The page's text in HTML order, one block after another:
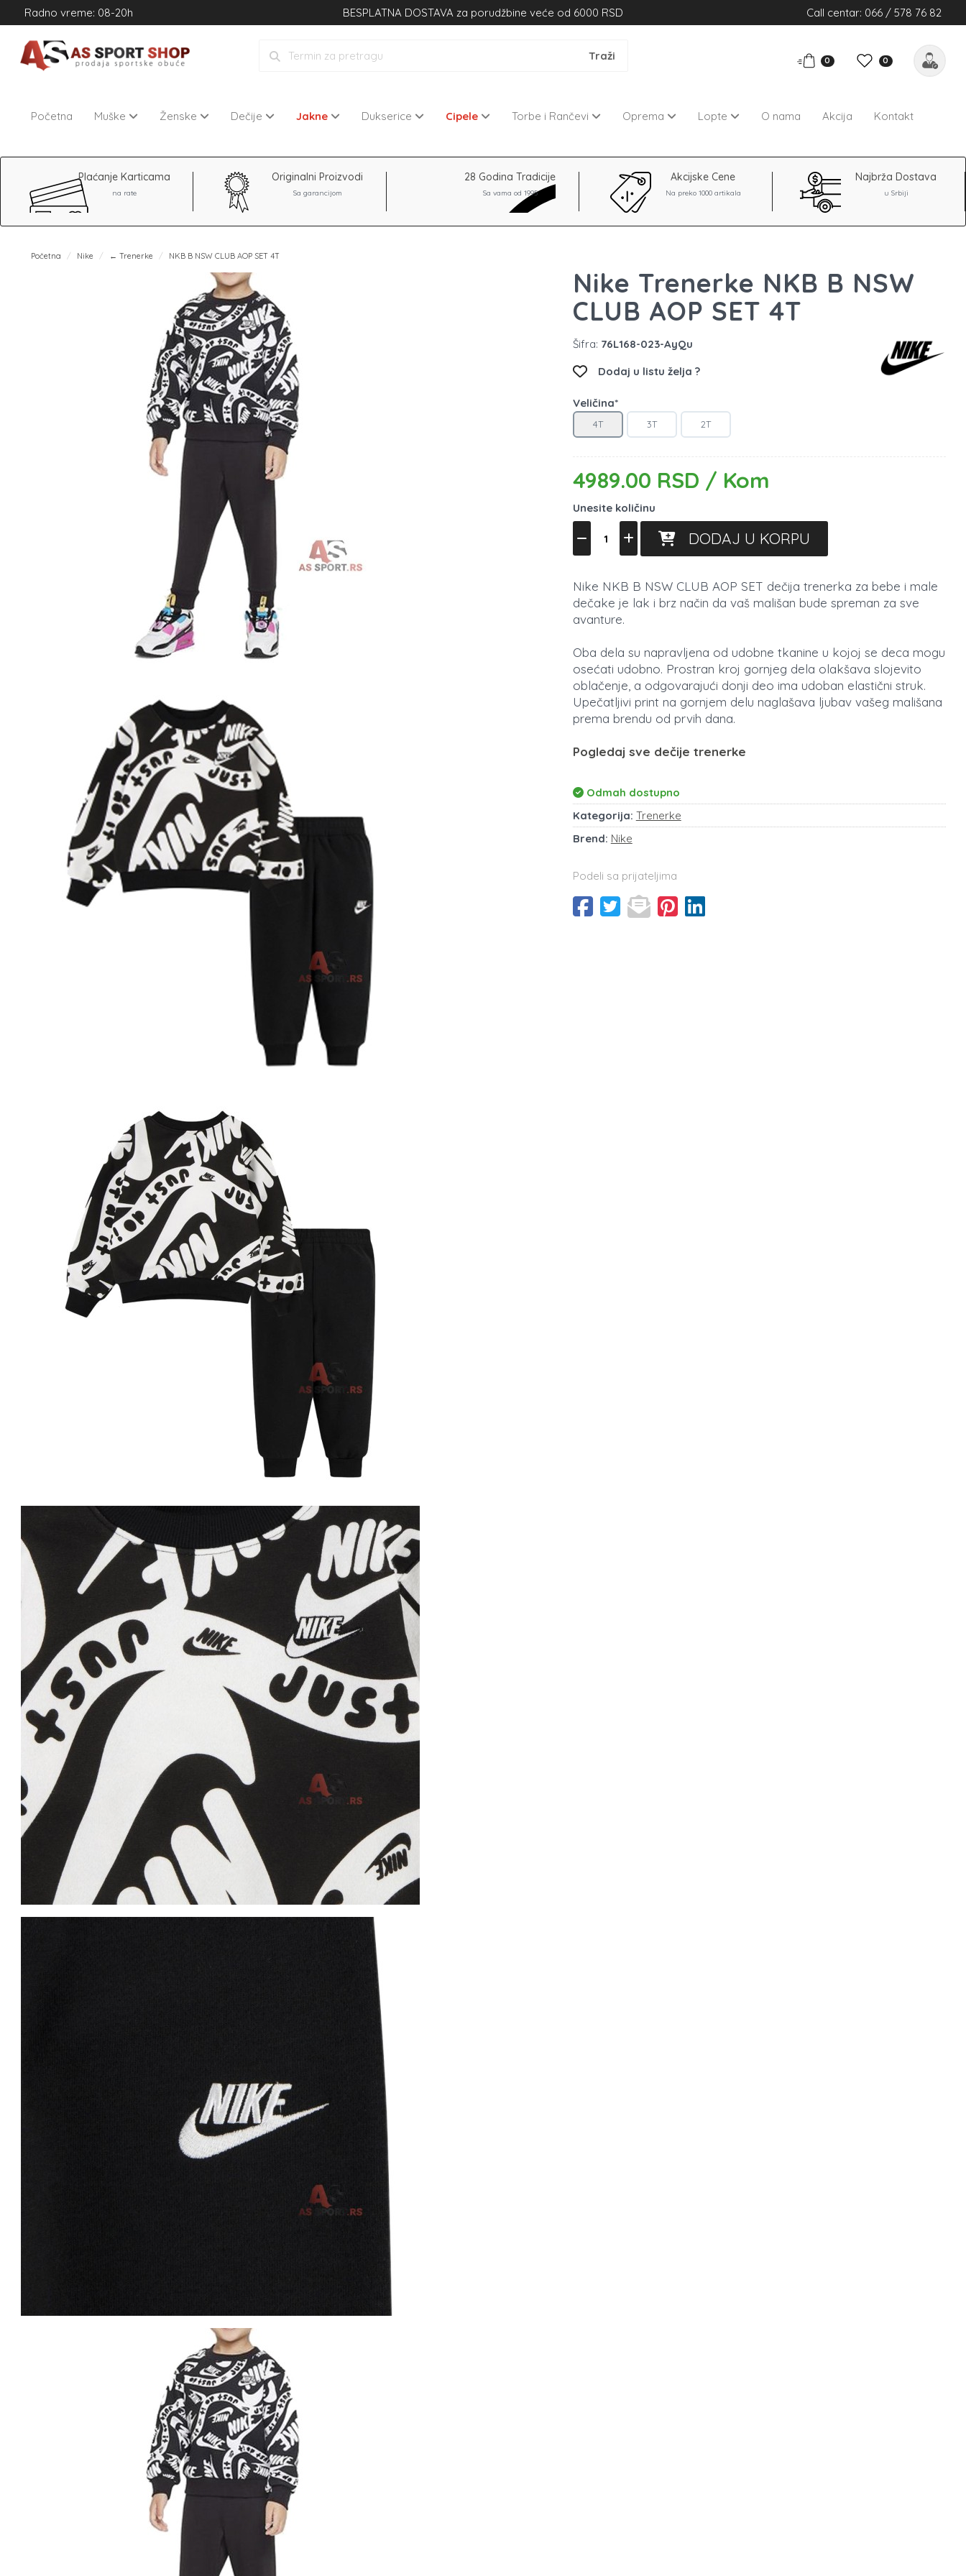
Radno vreme: 08-20h BESPLATNA DOSTAVA za porudžbine veće od 6000 RSD Call centar: 066 / 578 76 82
0 0
Početna Muške Ženske Dečije Jakne Dukserice Cipele Torbe i Rančevi Oprema Lopte O nama Akcija Kontakt
Plaćanje Karticama
na rate
Originalni Proizvodi
Sa garancijom
28 Godina Tradicije
Sa vama od 1995
Akcijske Cene
Na preko 1000 artikala
Najbrža Dostava
u Srbiji
Početna Nike ← Trenerke NKB B NSW CLUB AOP SET 4T
Nike Trenerke NKB B NSW
CLUB AOP SET 4T
Šifra: 76L168-023-AyQu
Dodaj u listu želja ?
Veličina*
4T 3T 2T
4989.00 RSD / Kom
Unesite količinu
DODAJ U KORPU
Nike NKB B NSW CLUB AOP SET dečija trenerka za bebe i male
dečake je lak i brz način da vaš mališan bude spreman za sve
avanture.
Oba dela su napravljena od udobne tkanine u kojoj se deca mogu
osećati udobno. Prostran kroj gornjeg dela olakšava slojevito
oblačenje, a odgovarajući donji deo ima udoban elastični struk.
Upečatljivi print na gornjem delu naglašava ljubav vašeg mališana
prema brendu od prvih dana.
Pogledaj sve dečije trenerke
Odmah dostupno
Kategorija: Trenerke
Brend: Nike
Podeli sa prijateljima